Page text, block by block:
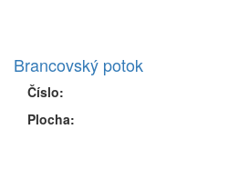
Brancovský potok
Číslo:
Plocha: